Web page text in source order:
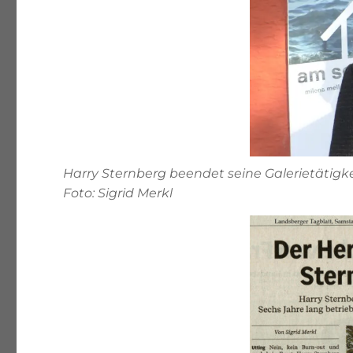
Harry Sternberg beendet seine
Foto: Sigrid Merkl